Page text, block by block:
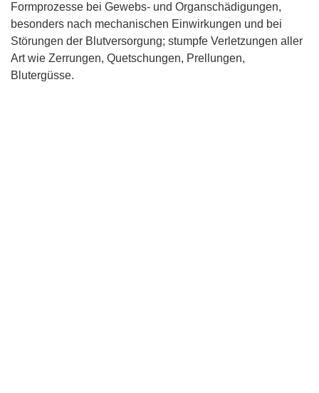
Formprozesse bei Gewebs- und Organschädigungen,
besonders nach mechanischen Einwirkungen und bei
Störungen der Blutversorgung; stumpfe Verletzungen aller
Art wie Zerrungen, Quetschungen, Prellungen,
Blutergüsse.